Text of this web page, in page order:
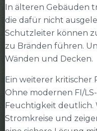
In älteren Gebäuden
die dafür nicht
Schutzleiter können
zu Bränden führen.
Wänden und Decken.
Ein weiterer kritischer
Ohne modernen FI/
Feuchtigkeit deutlich.
Stromkreise und